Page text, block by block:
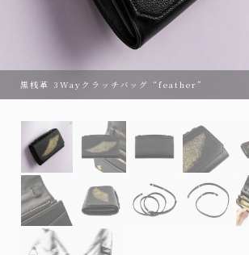
黒桟革 3Wayクラッチバッグ “feather”
黒桟革 3Wayクラッチバッグ “feather”